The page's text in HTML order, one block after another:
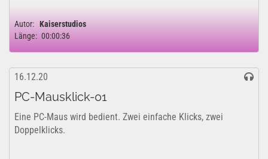
Autor: Kaiserstudios
Länge: 00:00:36
16.12.20
PC-Mausklick-01
Eine PC-Maus wird bedient. Zwei einfache Klicks, zwei
Doppelklicks.